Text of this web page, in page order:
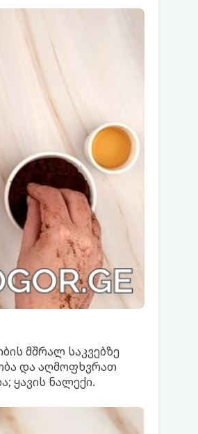
მშრალ საკვებზე
და აღმოფხვრათ
ყავის ნალექი.